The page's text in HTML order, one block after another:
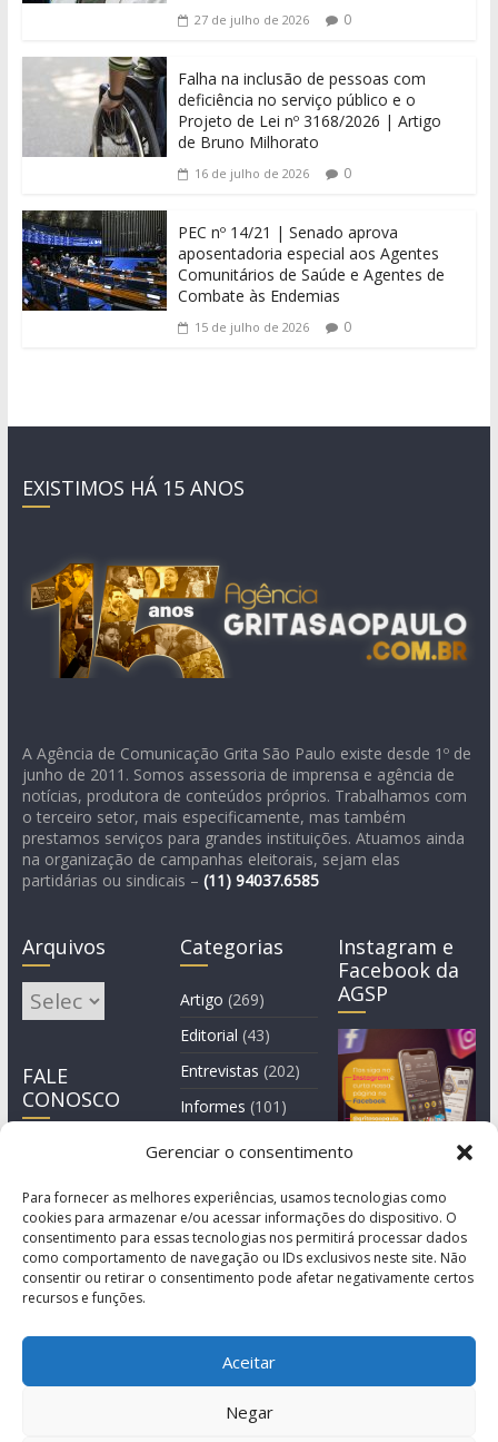
Gerenciar o consentimento
Para fornecer as melhores experiências, usamos tecnologias como
cookies para armazenar e/ou acessar informações do dispositivo. O
consentimento para essas tecnologias nos permitirá processar dados
como comportamento de navegação ou IDs exclusivos neste site. Não
consentir ou retirar o consentimento pode afetar negativamente certos
recursos e funções.
Aceitar
Negar
27 de julho de 2026 0
Falha na inclusão de pessoas com
deficiência no serviço público e o
Projeto de Lei nº 3168/2026 | Artigo
de Bruno Milhorato
16 de julho de 2026 0
PEC nº 14/21 | Senado aprova
aposentadoria especial aos Agentes
Comunitários de Saúde e Agentes de
Combate às Endemias
15 de julho de 2026 0
EXISTIMOS HÁ 15 ANOS
A Agência de Comunicação Grita São Paulo existe desde 1º de
junho de 2011. Somos assessoria de imprensa e agência de
notícias, produtora de conteúdos próprios. Trabalhamos com
o terceiro setor, mais especificamente, mas também
prestamos serviços para grandes instituições. Atuamos ainda
na organização de campanhas eleitorais, sejam elas
partidárias ou sindicais – (11) 94037.6585
Arquivos
Arquivos
FALE
CONOSCO
Categorias
Artigo (269)
Editorial (43)
Entrevistas (202)
Informes (101)
Manchete
Instagram e
Facebook da
AGSP
© Copyright 2011-2026